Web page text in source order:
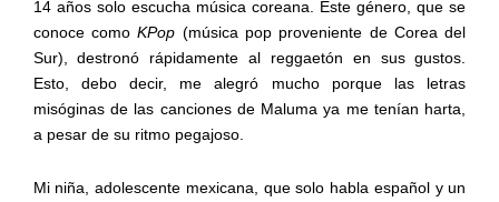
14 años solo escucha música coreana. Este género, que se
conoce comoKPop (música pop proveniente de Corea del
Sur), destronó rápidamente al reggaetón en sus gustos.
Esto, debo decir, me alegró mucho porque las letras
misóginas de las canciones de Maluma ya me tenían harta,
a pesar de su ritmo pegajoso.
Mi niña, adolescente mexicana, que solo habla español y un